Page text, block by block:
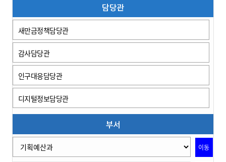
담당관
새만금정책담당관
감사담당관
인구대응담당관
디지털정보담당관
부서
이동